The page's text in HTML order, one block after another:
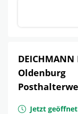
Oldenburg
Jetzt geöffnet